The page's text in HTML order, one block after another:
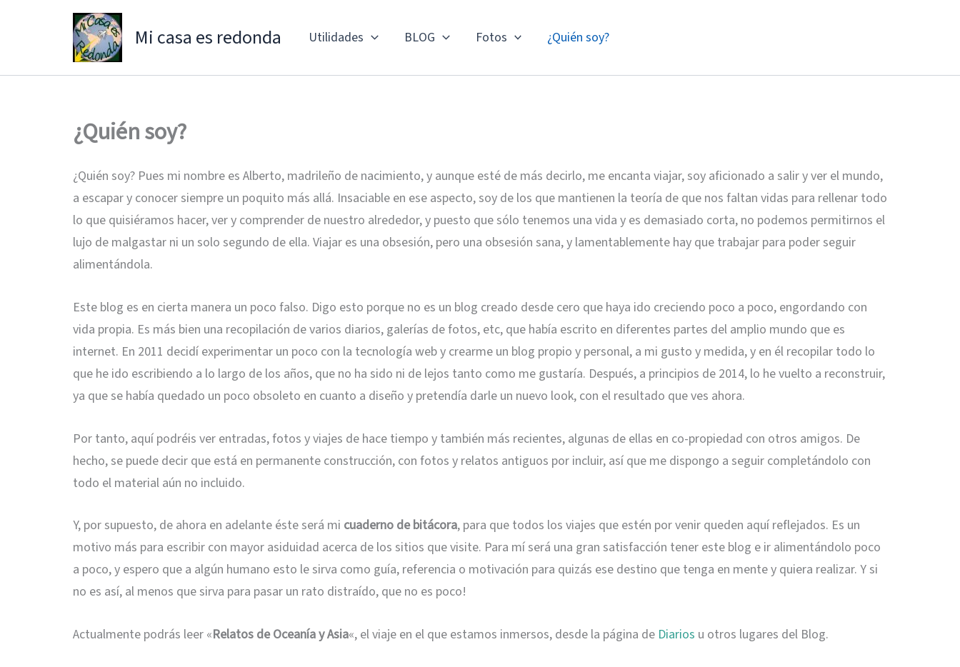
Mi casa es redonda Utilidades BLOG Fotos ¿Quién soy?
¿Quién soy?
¿Quién soy? Pues mi nombre es Alberto, madrileño de nacimiento, y aunque esté de más decirlo, me encanta viajar, soy aficionado a salir y ver el mundo,
a escapar y conocer siempre un poquito más allá. Insaciable en ese aspecto, soy de los que mantienen la teoría de que nos faltan vidas para rellenar todo
lo que quisiéramos hacer, ver y comprender de nuestro alrededor, y puesto que sólo tenemos una vida y es demasiado corta, no podemos permitirnos el
lujo de malgastar ni un solo segundo de ella. Viajar es una obsesión, pero una obsesión sana, y lamentablemente hay que trabajar para poder seguir
alimentándola.
Este blog es en cierta manera un poco falso. Digo esto porque no es un blog creado desde cero que haya ido creciendo poco a poco, engordando con
vida propia. Es más bien una recopilación de varios diarios, galerías de fotos, etc, que había escrito en diferentes partes del amplio mundo que es
internet. En 2011 decidí experimentar un poco con la tecnología web y crearme un blog propio y personal, a mi gusto y medida, y en él recopilar todo lo
que he ido escribiendo a lo largo de los años, que no ha sido ni de lejos tanto como me gustaría. Después, a principios de 2014, lo he vuelto a reconstruir,
ya que se había quedado un poco obsoleto en cuanto a diseño y pretendía darle un nuevo look, con el resultado que ves ahora.
Por tanto, aquí podréis ver entradas, fotos y viajes de hace tiempo y también más recientes, algunas de ellas en co-propiedad con otros amigos. De
hecho, se puede decir que está en permanente construcción, con fotos y relatos antiguos por incluir, así que me dispongo a seguir completándolo con
todo el material aún no incluido.
Y, por supuesto, de ahora en adelante éste será mi cuaderno de bitácora, para que todos los viajes que estén por venir queden aquí reflejados. Es un
motivo más para escribir con mayor asiduidad acerca de los sitios que visite. Para mí será una gran satisfacción tener este blog e ir alimentándolo poco
a poco, y espero que a algún humano esto le sirva como guía, referencia o motivación para quizás ese destino que tenga en mente y quiera realizar. Y si
no es así, al menos que sirva para pasar un rato distraído, que no es poco!
Actualmente podrás leer «Relatos de Oceanía y Asia«, el viaje en el que estamos inmersos, desde la página de Diarios u otros lugares del Blog.